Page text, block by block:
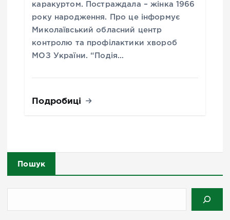
каракуртом. Постраждала – жінка 1966
року народження. Про це інформує
Миколаївський обласний центр
контролю та профілактики хвороб
МОЗ України. “Подія…
Подробиці
Пошук